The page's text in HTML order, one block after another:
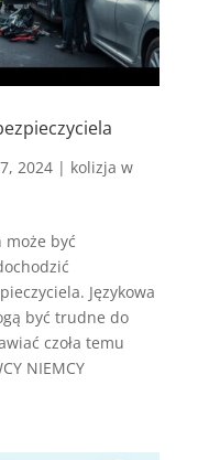
2024| kolizja w
może być
Językowa
być trudne do
czoła temu
NIEMCY